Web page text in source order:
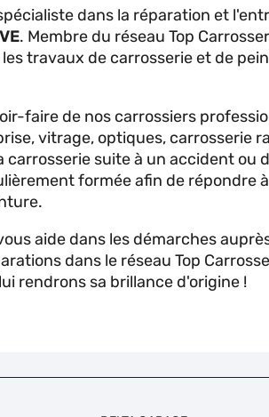
dans la réparation et
. Membre du réseau Top
travaux de carrosserie et de
faire de nos carrossiers
vitrage, optiques, carrosserie
carrosserie suite à un accident ou
formée afin de répondre
aide dans les démarches
dans le réseau Top
rendrons sa brillance d'origine !